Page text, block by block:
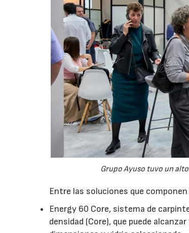
Grupo Ayuso tuvo un
Entre las soluciones que
Energy 60 Core, sistema de
densidad (Core), que puede
21/